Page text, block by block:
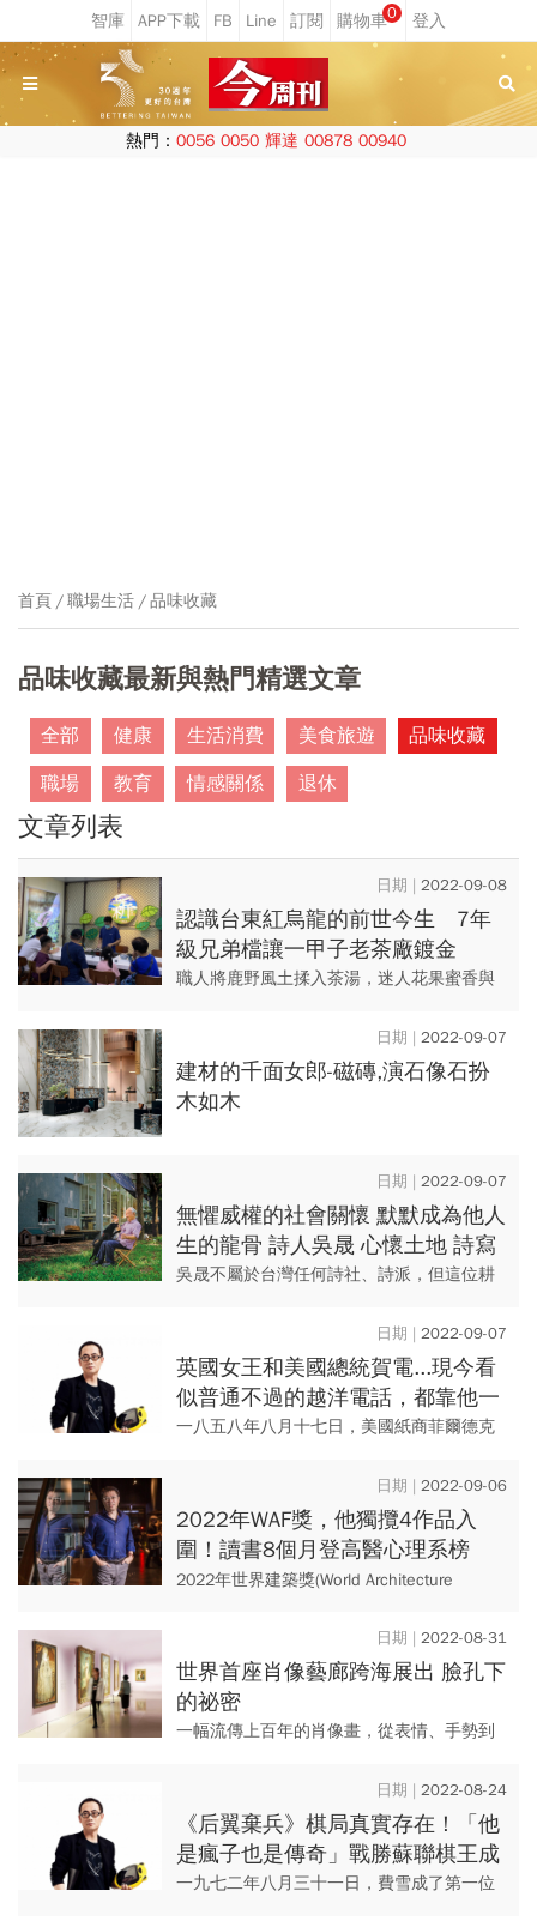
0
熱門： 0056 0050 輝達 00878 00940
首頁 職場生活 品味收藏
品味收藏最新與熱門精選文章
全部 健康 生活消費 美食旅遊
品味收藏
職場
教育 情感關係 退休
文章列表
2022-09-08
認識台東紅烏龍的前世今生 7年
級兄弟檔讓一甲子老茶廠鍍金
職人將鹿野風土揉入茶湯，迷人花果蜜香與
厚滋味，帶動每年上億元經濟規模產值。如
今，紅烏龍已然成為台東農特...
2022-09-07
建材的千面女郎-磁磚,演石像石扮
木如木
2022-09-07
無懼威權的社會關懷 默默成為他人
生的龍骨 詩人吳晟 心懷土地 詩寫
台灣
吳晟不屬於台灣任何詩社、詩派，但這位耕
實實在在用筆，為這片土地耕收最深情的言
語。
2022-09-07
英國女王和美國總統賀電...現今看
似普通不過的越洋電話，都靠他一
場極為冒險的「夢想」
一八五八年八月十七日，美國紙商菲爾德克
美國總統互致賀電。 但電纜雖接通，訊號卻
斷了。歷經六年沉寂...
2022-09-06
2022年WAF獎，他獨攬4作品入
圍！讀書8個月登高醫心理系榜
首、自學建築的「台版安藤忠雄」
2022年世界建築獎(World Architecture
共計有11件建築作品入圍，其...
2022-08-31
世界首座肖像藝廊跨海展出 臉孔下
的祕密
一幅流傳上百年的肖像畫，從表情、手勢到
著一個國家的文化、一段時代的故事。 帶著
好奇心，往奇美博物...
2022-08-24
《后翼棄兵》棋局真實存在！「他
是瘋子也是傳奇」戰勝蘇聯棋王成
美國英雄，卻被偏執毀一生
一九七二年八月三十一日，費雪成了第一位